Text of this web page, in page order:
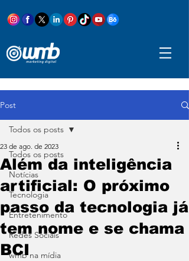
Post
Todos os posts
Notícias
Tecnologia
Entretenimento
Redes Sociais
wmb na mídia
Todos os posts
Além da inteligência
artificial: O próximo
passo da tecnologia já
tem nome e se chama
BCI
23 de ago. de 2023